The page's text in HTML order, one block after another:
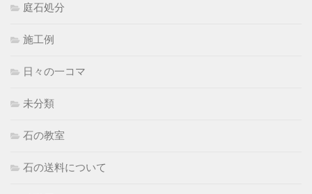
庭石処分
施工例
日々の一コマ
未分類
石の教室
石の送料について